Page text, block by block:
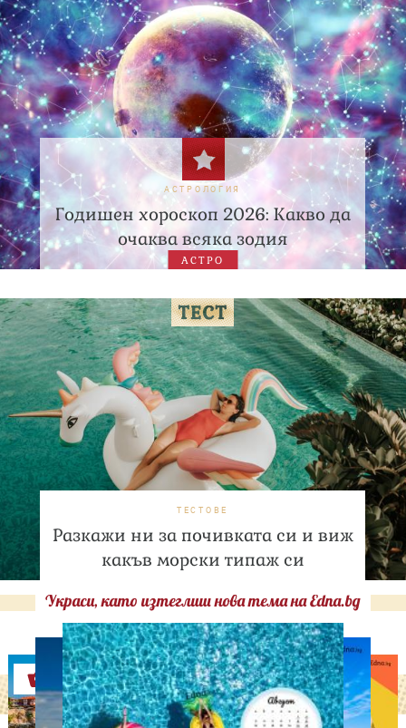
АСТРОЛОГИЯ
Годишен хороскоп 2026: Какво да
очаква всяка зодия
АСТРО
ТЕСТОВЕ
Разкажи ни за почивката си и виж
какъв морски типаж си
Украси, като изтеглиш нова тема на Edna.bg
Оферти